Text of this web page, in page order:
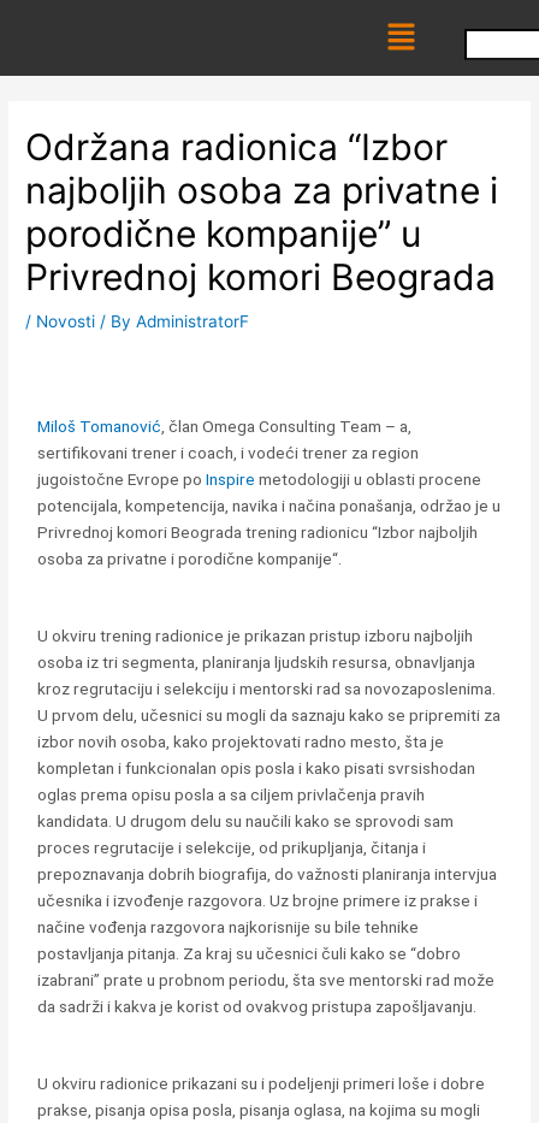
Menu
Održana radionica “Izbor
najboljih osoba za privatne i
porodične kompanije” u
Privrednoj komori Beograda
/ Novosti / ByAdministratorF
Miloš Tomanović , član Omega Consulting Team – a,
sertifikovani trener i coach, i vodeći trener za region
jugoistočne Evrope poInspire metodologiji u oblasti procene
potencijala, kompetencija, navika i načina ponašanja, održao je u
Privrednoj komori Beograda trening radionicu “Izbor najboljih
osoba za privatne i porodične kompanije“.
U okviru trening radionice je prikazan pristup izboru najboljih
osoba iz tri segmenta, planiranja ljudskih resursa, obnavljanja
kroz regrutaciju i selekciju i mentorski rad sa novozaposlenima.
U prvom delu, učesnici su mogli da saznaju kako se pripremiti za
izbor novih osoba, kako projektovati radno mesto, šta je
kompletan i funkcionalan opis posla i kako pisati svrsishodan
oglas prema opisu posla a sa ciljem privlačenja pravih
kandidata. U drugom delu su naučili kako se sprovodi sam
proces regrutacije i selekcije, od prikupljanja, čitanja i
prepoznavanja dobrih biografija, do važnosti planiranja intervjua
učesnika i izvođenje razgovora. Uz brojne primere iz prakse i
načine vođenja razgovora najkorisnije su bile tehnike
postavljanja pitanja. Za kraj su učesnici čuli kako se “dobro
izabrani” prate u probnom periodu, šta sve mentorski rad može
da sadrži i kakva je korist od ovakvog pristupa zapošljavanju.
U okviru radionice prikazani su i podeljenji primeri loše i dobre
prakse, pisanja opisa posla, pisanja oglasa, na kojima su mogli